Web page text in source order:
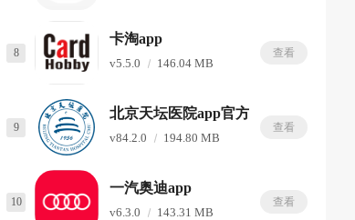
8 查看
卡淘app
v5.5.0 146.04 MB
9 查看
北京天坛医院app官方版
v84.2.0 194.80 MB
10 查看
一汽奥迪app
v6.3.0 143.31 MB